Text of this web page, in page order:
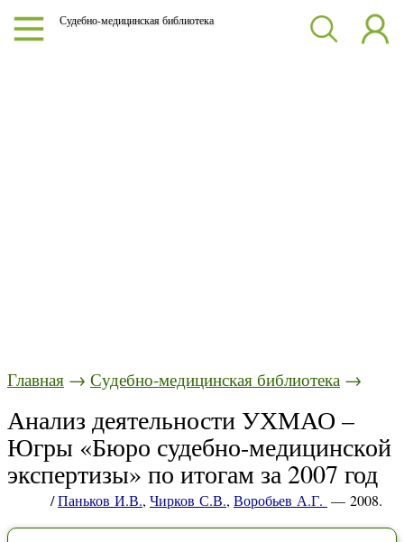
Судебно-медицинская библиотека
Главная → Судебно-медицинская библиотека →
Анализ деятельности УХМАО –
Югры «Бюро судебно-медицинской
экспертизы» по итогам за 2007 год
/Паньков И.В., Чирков С.В., Воробьев А.Г. — 2008.